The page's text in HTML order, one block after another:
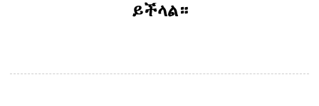
ይችላል።